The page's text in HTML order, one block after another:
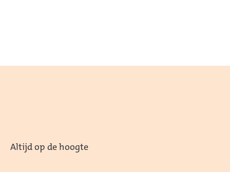
Altijd op de hoogte